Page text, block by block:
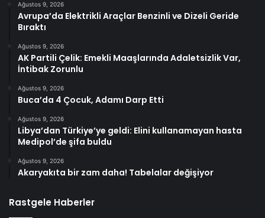
Ağustos 9, 2026
Avrupa’da Elektrikli Araçlar Benzinli ve Dizeli Geride
Bıraktı
Ağustos 9, 2026
AK Partili Çelik: Emekli Maaşlarında Adaletsizlik Var,
İntibak Zorunlu
Ağustos 9, 2026
Buca’da 4 Çocuk, Adamı Darp Etti
Ağustos 9, 2026
Libya’dan Türkiye’ye geldi: Elini kullanamayan hasta
Medipol’de şifa buldu
Ağustos 9, 2026
Akaryakıta bir zam daha! Tabelalar değişiyor
Rastgele Haberler